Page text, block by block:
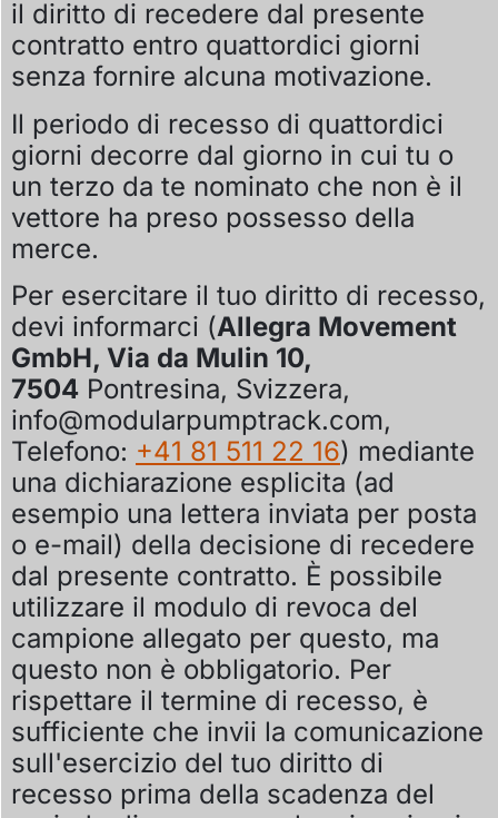
il diritto di recedere dal presente
contratto entro quattordici giorni
senza fornire alcuna motivazione.
Il periodo di recesso di quattordici
giorni decorre dal giorno in cui tu o
un terzo da te nominato che non è il
vettore ha preso possesso della
merce.
Per esercitare il tuo diritto di recesso,
devi informarci (Allegra Movement
GmbH, Via da Mulin 10,
7504 Pontresina, Svizzera,
info@modularpumptrack.com,
Telefono: +41 81 511 22 16) mediante
una dichiarazione esplicita (ad
esempio una lettera inviata per posta
o e-mail) della decisione di recedere
dal presente contratto. È possibile
utilizzare il modulo di revoca del
campione allegato per questo, ma
questo non è obbligatorio. Per
rispettare il termine di recesso, è
sufficiente che invii la comunicazione
sull'esercizio del tuo diritto di
recesso prima della scadenza del